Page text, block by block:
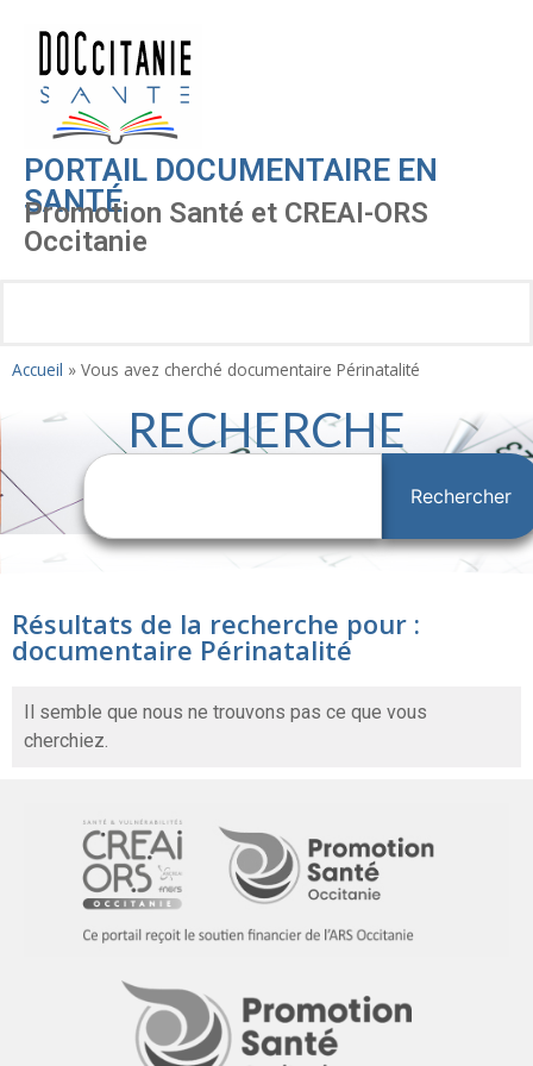
PORTAIL DOCUMENTAIRE EN
SANTÉ
Promotion Santé et CREAI-ORS
Occitanie
Accueil » Vous avez cherché documentaire Périnatalité
RECHERCHE
Rechercher
Résultats de la recherche pour :
documentaire Périnatalité
Il semble que nous ne trouvons pas ce que vous
cherchiez.